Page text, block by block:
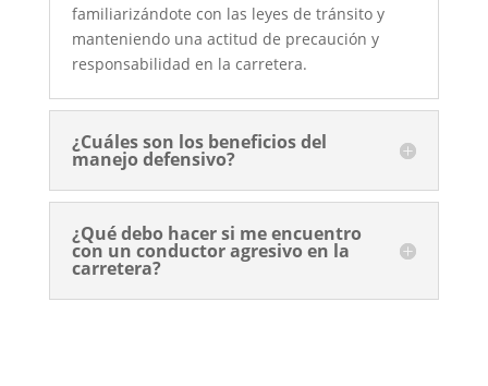
familiarizándote con las leyes de tránsito y
manteniendo una actitud de precaución y
responsabilidad en la carretera.
¿Cuáles son los beneficios del
manejo defensivo?
¿Qué debo hacer si me encuentro
con un conductor agresivo en la
carretera?